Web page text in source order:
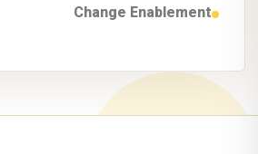
Change Enablement